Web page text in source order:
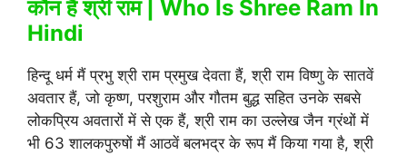
कौन हैं श्री राम | Who Is Shree Ram In
Hindi
हिन्दू धर्म मैं प्रभु श्री राम प्रमुख देवता हैं, श्री राम विष्णु के सातवें
अवतार हैं, जो कृष्ण, परशुराम और गौतम बुद्ध सहित उनके सबसे
लोकप्रिय अवतारों में से एक हैं, श्री राम का उल्लेख जैन ग्रंथों में
भी 63 शालकपुरुषों मैं आठवें बलभद्र के रूप मैं किया गया है, श्री